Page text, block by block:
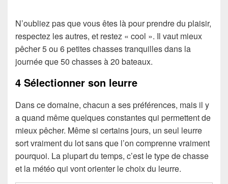
N’oubliez pas que vous êtes là pour prendre du plaisir,
respectez les autres, et restez « cool ». Il vaut mieux
pêcher 5 ou 6 petites chasses tranquilles dans la
journée que 50 chasses à 20 bateaux.
4 Sélectionner son leurre
Dans ce domaine, chacun a ses préférences, mais il y
a quand même quelques constantes qui permettent de
mieux pêcher. Même si certains jours, un seul leurre
sort vraiment du lot sans que l’on comprenne vraiment
pourquoi. La plupart du temps, c’est le type de chasse
et la météo qui vont orienter le choix du leurre.